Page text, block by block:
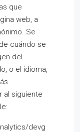
que
web, a
Se
cuándo se
del
o el idioma,
al siguiente
devg